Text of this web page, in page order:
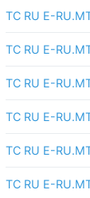
ТС RU Е-
ТС RU Е-
ТС RU Е-
ТС RU Е-
ТС RU Е-
ТС RU Е-